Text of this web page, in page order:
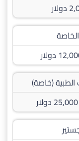
(خاصة)